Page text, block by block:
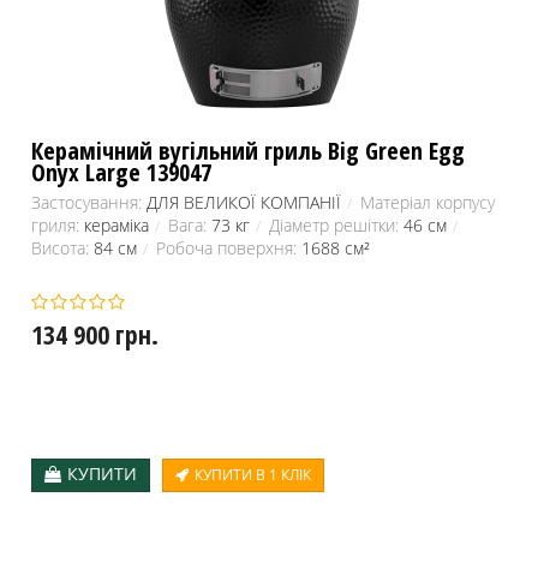
Керамічний вугільний гриль Big Green Egg
Onyx Large 139047
Застосування: ДЛЯ ВЕЛИКОЇ КОМПАНІЇ
Матеріал корпусу
гриля: кераміка Вага: 73 кг Діаметр решітки: 46 см
Висота: 84 см Робоча поверхня: 1688 см²
134 900 грн.
КУПИТИ КУПИТИ В 1 КЛІК